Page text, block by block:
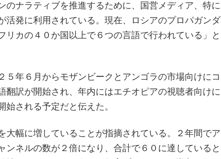
のナラティブを推進するために、国営メディア、特に
活発に利用されている。現在、ロシアのプロパガンダ
リカの４０か国以上で６つの言語で行われている」と
５年６月からモザンビークとアンゴラの市場向けにコ
翻訳が開始され、年内にはエチオピアの視聴者向けに
始される予定だと伝えた。
大幅に増していることが指摘されている。２年間でア
ンネルの数が２倍になり、合計で６０に達していると